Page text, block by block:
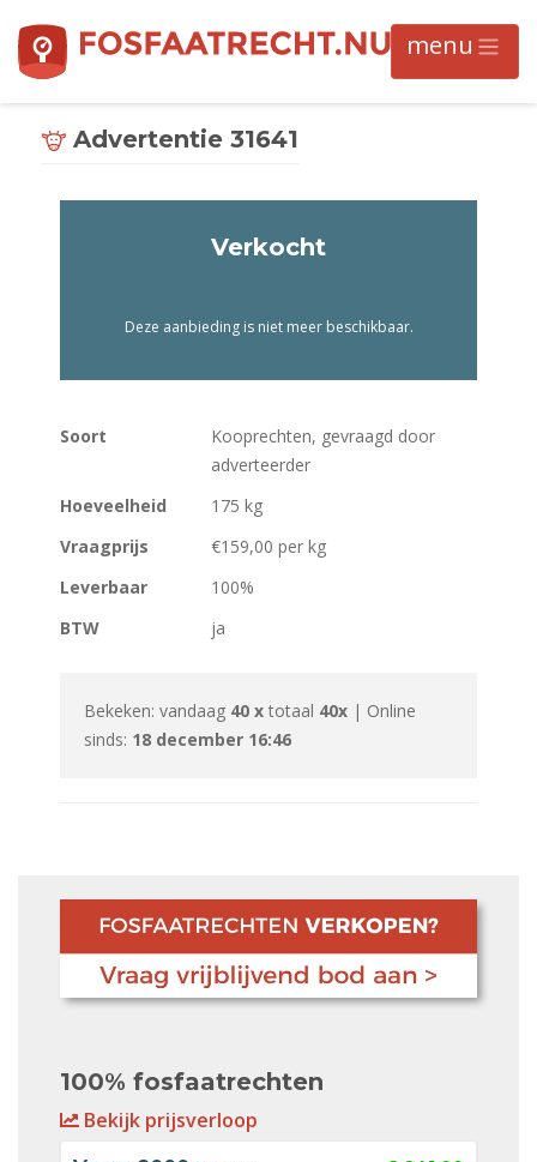
Advertentie 31641
Soort
Kooprechten, gevraagd door
adverteerder
Hoeveelheid
175 kg
Vraagprijs
€159,00 per kg
Leverbaar
100%
BTW
ja
Bekeken: vandaag 40 x totaal 40x | Online
sinds: 18 december 16:46
Verkocht
Deze aanbieding is niet meer beschikbaar.
100% fosfaatrechten
Bekijk prijsverloop